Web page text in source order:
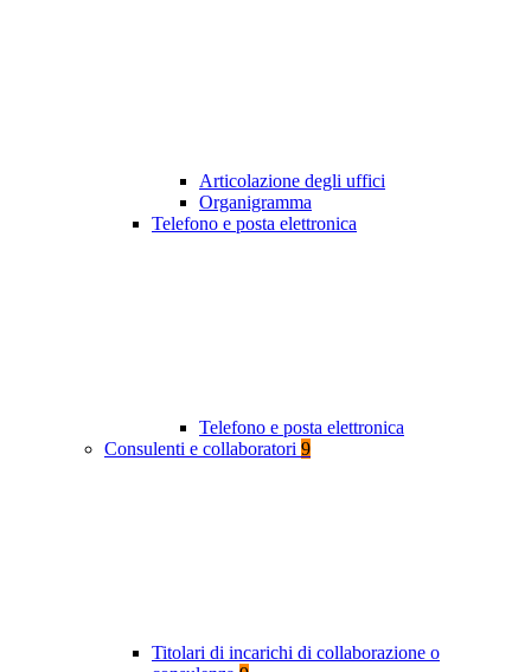
Articolazione degli uffici
Organigramma
Telefono e posta elettronica
Telefono e posta elettronica
Consulenti e collaboratori 9
Titolari di incarichi di collaborazione o